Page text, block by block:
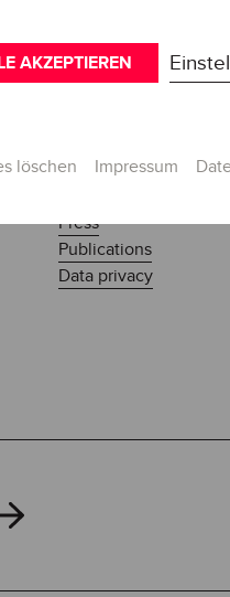
AKZEPTIEREN
löschen Impressum
Press
Publications
Data privacy